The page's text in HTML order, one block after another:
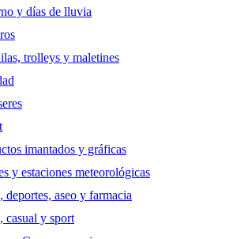
y días de lluvia
trolleys y maletines
imantados y gráficas
y estaciones meteorológicas
deportes, aseo y farmacia
casual y sport